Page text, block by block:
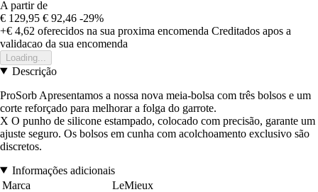
A partir de
€ 129,95 € 92,46 -29%
+€ 4,62 oferecidos na sua proxima encomenda Creditados apos a
validacao da sua encomenda
Loading...
Descrição
ProSorb Apresentamos a nossa nova meia-bolsa com três bolsos e um
corte reforçado para melhorar a folga do garrote.
X O punho de silicone estampado, colocado com precisão, garante um
ajuste seguro. Os bolsos em cunha com acolchoamento exclusivo são
discretos.
Informações adicionais
Marca
LeMieux